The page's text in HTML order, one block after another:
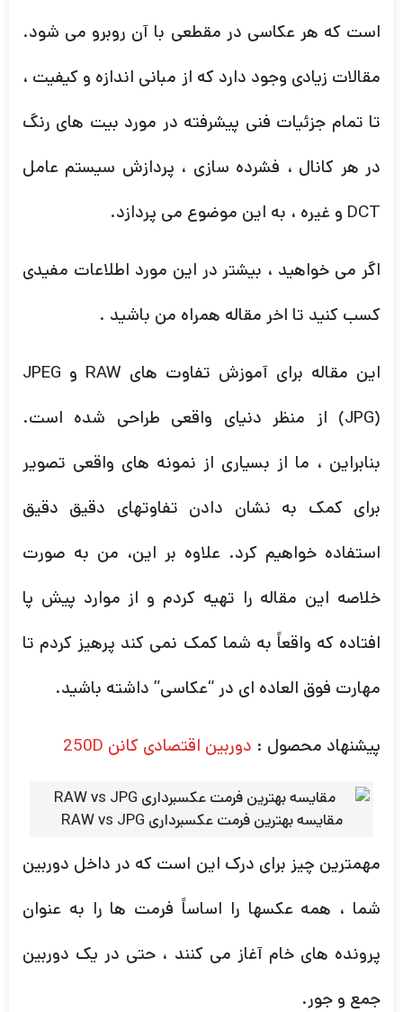
است که هر عکاسی در مقطعی با آن روبرو می شود.
مقالات زیادی وجود دارد که از مبانی اندازه و کیفیت ،
تا تمام جزئیات فنی پیشرفته در مورد بیت های رنگ
در هر کانال ، فشرده سازی ، پردازش سیستم عامل
DCT و غیره ، به این موضوع می پردازد.
اگر می خواهید ، بیشتر در این مورد اطلاعات مفیدی
کسب کنید تا اخر مقاله همراه من باشید .
این مقاله برای آموزش تفاوت های RAW و JPEG
(JPG) از منظر دنیای واقعی طراحی شده است.
بنابراین ، ما از بسیاری از نمونه های واقعی تصویر
برای کمک به نشان دادن تفاوتهای دقیق دقیق
استفاده خواهیم کرد. علاوه بر این، من به صورت
خلاصه این مقاله را تهیه کردم و از موارد پیش پا
افتاده که واقعاً به شما کمک نمی کند پرهیز کردم تا
مهارت فوق العاده ای در “عکاسی” داشته باشید.
پیشنهاد محصول : دوربین اقتصادی کانن 250D
مقایسه بهترین فرمت عکسبرداری RAW vs JPG
مهمترین چیز برای درک این است که در داخل دوربین
شما ، همه عکسها را اساساً فرمت ها را به عنوان
پرونده های خام آغاز می کنند ، حتی در یک دوربین
جمع و جور.